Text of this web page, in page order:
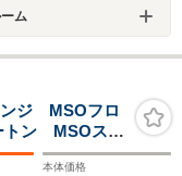
ム
ジ MSOフロ
トン MSOスポ
本体価格